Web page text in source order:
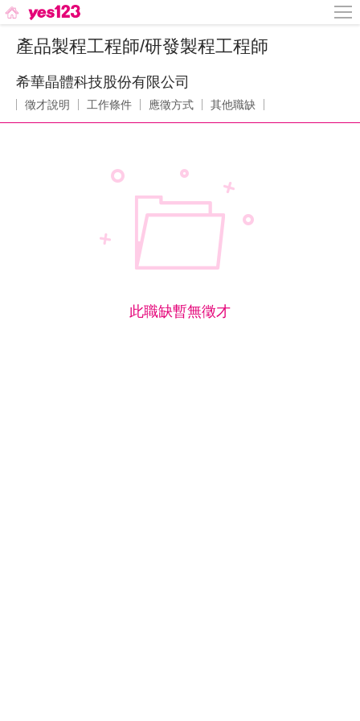
產品製程工程師/研發製程工程師
希華晶體科技股份有限公司
徵才說明 工作條件 應徵方式 其他職缺
此職缺暫無徵才